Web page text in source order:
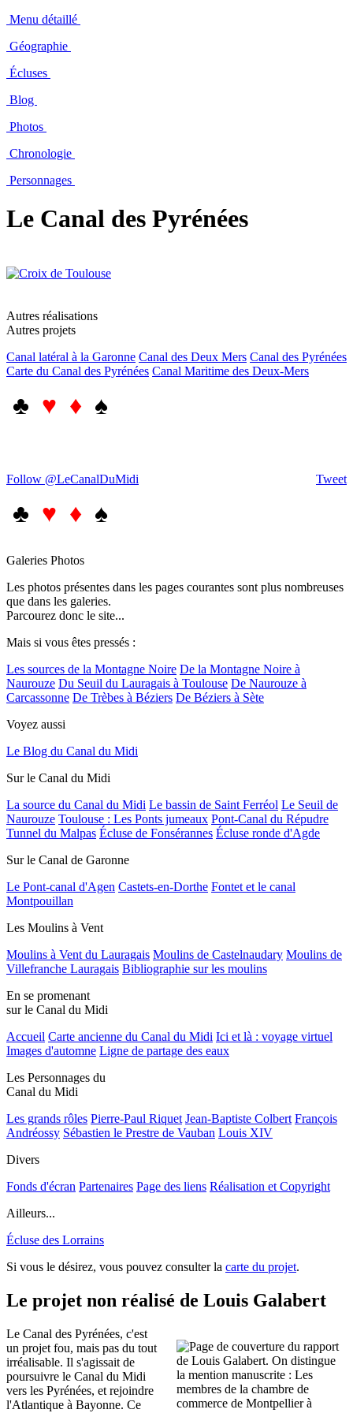
Menu détaillé
Géographie
Écluses
Blog
Photos
Chronologie
Personnages
Le Canal des Pyrénées
Autres réalisations
Autres projets
Canal latéral à la Garonne Canal des Deux Mers Canal des Pyrénées
Carte du Canal des Pyrénées Canal Maritime des Deux-Mers
♣ ♥ ♦ ♠
Tweet
Follow @LeCanalDuMidi
♣ ♥ ♦ ♠
Galeries Photos
Les photos présentes dans les pages courantes sont plus nombreuses
que dans les galeries.
Parcourez donc le site...
Mais si vous êtes pressés :
Les sources de la Montagne Noire De la Montagne Noire à
Naurouze Du Seuil du Lauragais à Toulouse De Naurouze à
Carcassonne De Trèbes à Béziers De Béziers à Sète
Voyez aussi
Le Blog du Canal du Midi
Sur le Canal du Midi
La source du Canal du Midi Le bassin de Saint Ferréol Le Seuil de
Naurouze Toulouse : Les Ponts jumeaux Pont-Canal du Répudre
Tunnel du Malpas Écluse de Fonsérannes Écluse ronde d'Agde
Sur le Canal de Garonne
Le Pont-canal d'Agen Castets-en-Dorthe Fontet et le canal
Montpouillan
Les Moulins à Vent
Moulins à Vent du Lauragais Moulins de Castelnaudary Moulins de
Villefranche Lauragais Bibliographie sur les moulins
En se promenant
sur le Canal du Midi
Accueil Carte ancienne du Canal du Midi Ici et là : voyage virtuel
Images d'automne Ligne de partage des eaux
Les Personnages du
Canal du Midi
Les grands rôles Pierre-Paul Riquet Jean-Baptiste Colbert François
Andréossy Sébastien le Prestre de Vauban Louis XIV
Divers
Fonds d'écran Partenaires Page des liens Réalisation et Copyright
Ailleurs...
Écluse des Lorrains
Si vous le désirez, vous pouvez consulter la carte du projet.
Le projet non réalisé de Louis Galabert
Le Canal des Pyrénées, c'est
un projet fou, mais pas du tout
irréalisable. Il s'agissait de
poursuivre le Canal du Midi
vers les Pyrénées, et rejoindre
l'Atlantique à Bayonne. Ce